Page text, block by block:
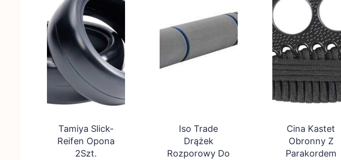
Tamiya Slick-
Reifen Opona
2Szt.
Iso Trade
Drążek
Rozporowy Do
Cina Kastet
Obronny Z
Parakordem